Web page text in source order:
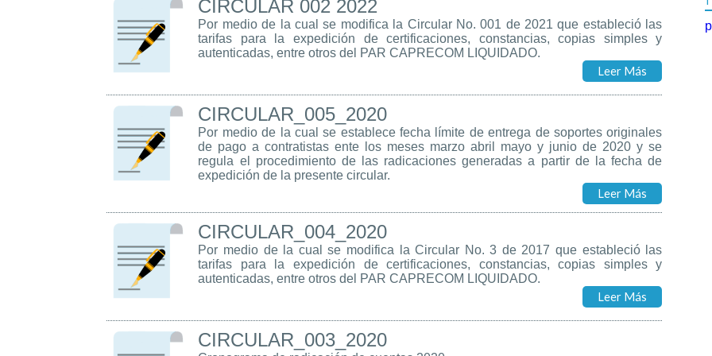
CIRCULAR 002 2022
Por medio de la cual se modifica la Circular No. 001 de 2021 que estableció las
tarifas para la expedición de certificaciones, constancias, copias simples y
autenticadas, entre otros del PAR CAPRECOM LIQUIDADO.
Leer Más
CIRCULAR_005_2020
Por medio de la cual se establece fecha límite de entrega de soportes originales
de pago a contratistas ente los meses marzo abril mayo y junio de 2020 y se
regula el procedimiento de las radicaciones generadas a partir de la fecha de
expedición de la presente circular.
Leer Más
CIRCULAR_004_2020
Por medio de la cual se modifica la Circular No. 3 de 2017 que estableció las
tarifas para la expedición de certificaciones, constancias, copias simples y
autenticadas, entre otros del PAR CAPRECOM LIQUIDADO.
Leer Más
CIRCULAR_003_2020